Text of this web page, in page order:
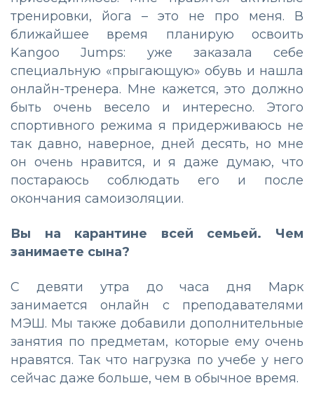
тренировки, йога – это не про меня. В
ближайшее время планирую освоить
Kangoo Jumps: уже заказала себе
специальную «прыгающую» обувь и нашла
онлайн-тренера. Мне кажется, это должно
быть очень весело и интересно. Этого
спортивного режима я придерживаюсь не
так давно, наверное, дней десять, но мне
он очень нравится, и я даже думаю, что
постараюсь соблюдать его и после
окончания самоизоляции.
Вы на карантине всей семьей. Чем
занимаете сына?
С девяти утра до часа дня Марк
занимается онлайн с преподавателями
МЭШ. Мы также добавили дополнительные
занятия по предметам, которые ему очень
нравятся. Так что нагрузка по учебе у него
сейчас даже больше, чем в обычное время.